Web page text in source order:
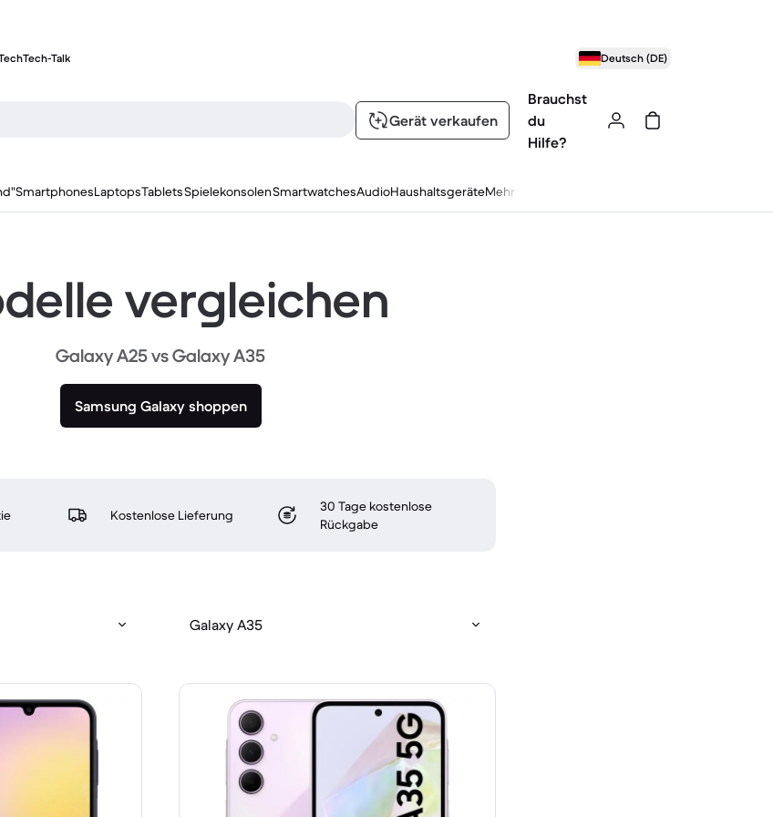
Tech-Talk Deutsch (DE)
Gerät verkaufen
Brauchst
du
Hilfe?
SmartphonesLaptopsTabletsSpielekonsolenSmartwatchesAudioHaushaltsgeräteMehr
vergleichen
Galaxy A25 vs Galaxy A35
Samsung Galaxy shoppen
Kostenlose Lieferung
30 Tage kostenlose
Rückgabe
Galaxy A35